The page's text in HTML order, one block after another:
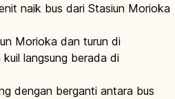
naik bus dari Stasiun Morioka
Morioka dan turun di
langsung berada di
dengan berganti antara bus